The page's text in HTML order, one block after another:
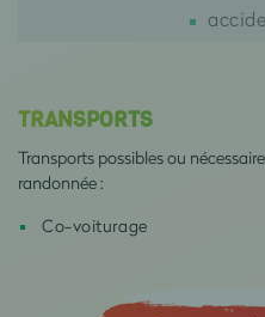
TRANSPORTS
Transports possibles ou
randonnée :
Co-voiturage